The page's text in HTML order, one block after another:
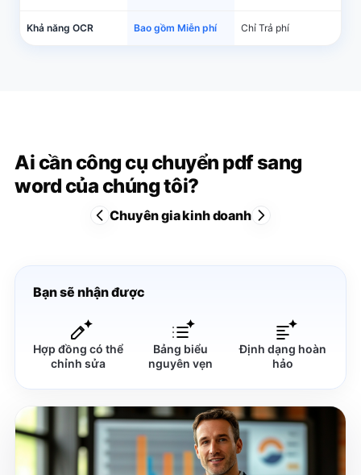
Khả năng OCR Bao gồm Miễn phí Chỉ Trả phí
Ai cần công cụ chuyển pdf sang
word của chúng tôi?
Chuyên gia kinh doanh
Bạn sẽ nhận được
Hợp đồng có thể
chỉnh sửa
Bảng biểu
nguyên vẹn
Định dạng hoàn
hảo